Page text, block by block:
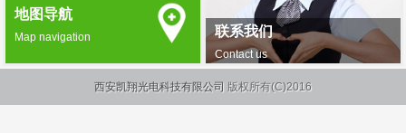
联系我们
Contact us
地图导航
Map navigation
西安凯翔光电科技有限公司 版权所有(C)2016